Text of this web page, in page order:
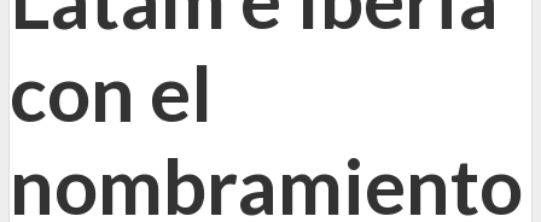
con el
nombramiento